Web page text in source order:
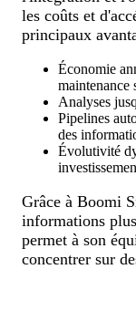
les coûts et
principaux
Économie
maintenance
Analyses
Pipelines
des
Évolutivité
Grâce à Boomi
informations
permet à son
concentrer sur